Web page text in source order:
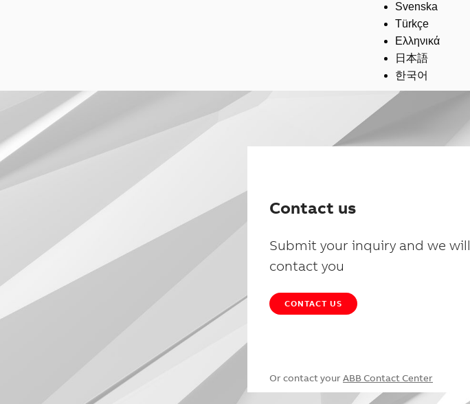
Svenska
Türkçe
Ελληνικά
日本語
한국어
Contact us
Submit your inquiry and we will
contact you
CONTACT US
Or contact your ABB Contact Center